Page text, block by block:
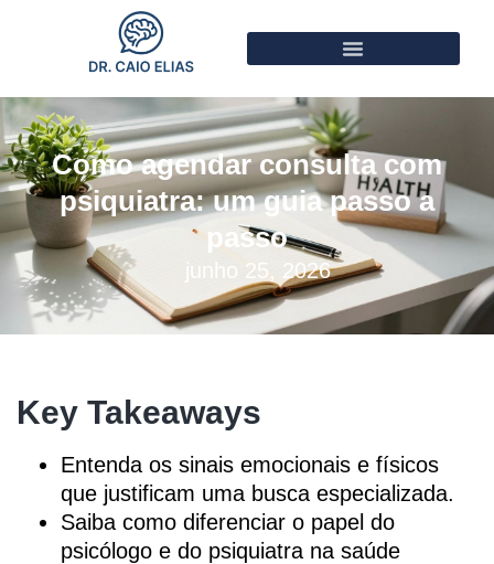
Como agendar consulta com
psiquiatra: um guia passo a
passo
junho 25, 2026
Key Takeaways
Entenda os sinais emocionais e físicos
que justificam uma busca especializada.
Saiba como diferenciar o papel do
psicólogo e do psiquiatra na saúde